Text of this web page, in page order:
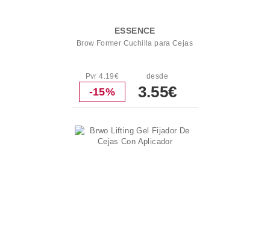
ESSENCE
Brow Former Cuchilla para Cejas
Pvr 4.19€
-15%
desde
3.55€